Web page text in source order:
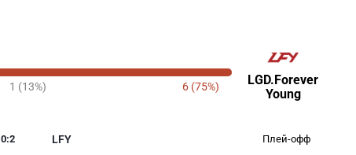
LGD.Forever
Young
1 (13%) 6 (75%)
LFY
0:2 Плей-офф